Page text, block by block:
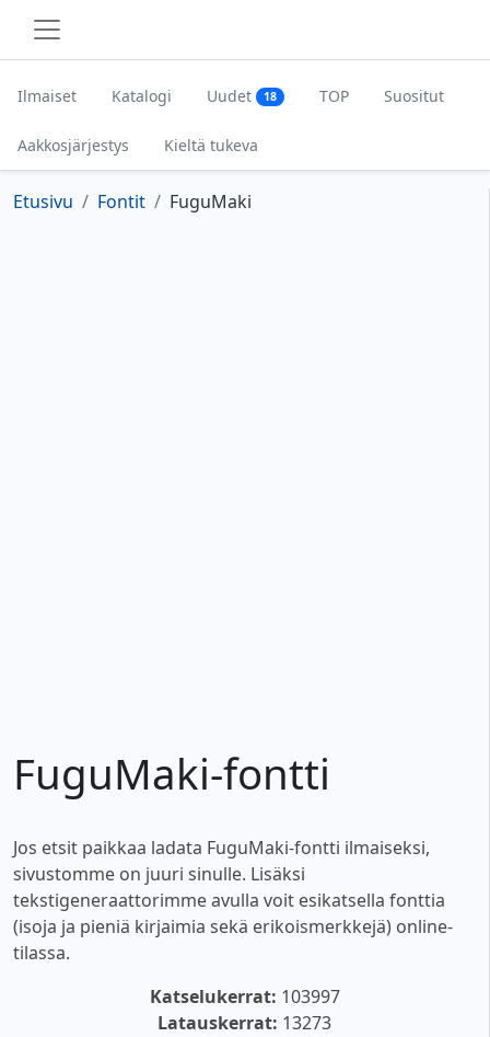
Ilmaiset Katalogi Uudet 18 TOP Suositut
Aakkosjärjestys Kieltä tukeva
Etusivu Fontit FuguMaki
FuguMaki-fontti
Jos etsit paikkaa ladata FuguMaki-fontti ilmaiseksi,
sivustomme on juuri sinulle. Lisäksi
tekstigeneraattorimme avulla voit esikatsella fonttia
(isoja ja pieniä kirjaimia sekä erikoismerkkejä) online-
tilassa.
Katselukerrat: 103997
Latauskerrat: 13273